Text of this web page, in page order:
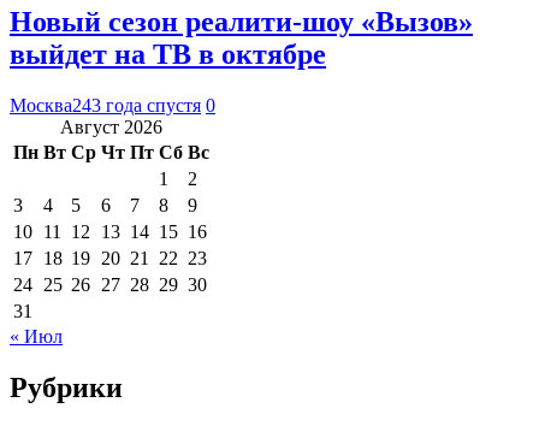
Новый сезон реалити-шоу «Вызов»
выйдет на ТВ в октябре
Москва243 года спустя 0
Август 2026
Пн Вт Ср Чт Пт Сб Вс
1
2
3
4 5 6 7 8
9
10 11 12 13 14 15 16
17 18 19 20 21 22 23
24 25 26 27 28 29 30
31
« Июл
Рубрики